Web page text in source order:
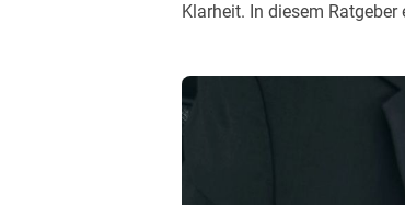
Klarheit. In diesem